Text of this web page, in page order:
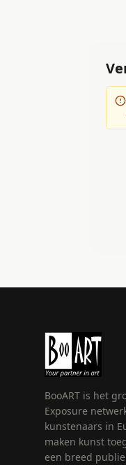
BooART is het
Exposure
kunstenaars in
maken kunst
een breed